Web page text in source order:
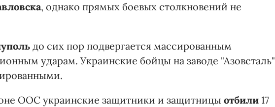
, однако прямых боевых столкновений не
до сих пор подвергается массированным
ударам. Украинские бойцы на заводе "Азовсталь"
ООС украинские защитники и защитницы отбили 17